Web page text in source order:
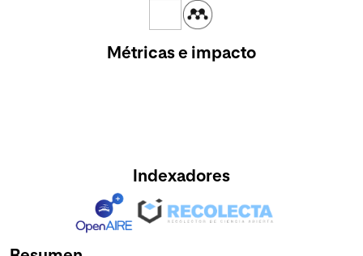
Métricas e impacto
Indexadores